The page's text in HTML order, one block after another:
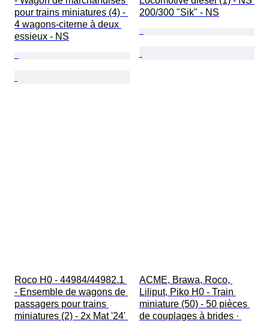
pour trains miniatures (4) -
4 wagons-citerne à deux
essieux - NS
200/300 "Sik" - NS
Roco H0 - 44984/44982.1
- Ensemble de wagons de
passagers pour trains
miniatures (2) - 2x Mat '24'
ACME, Brawa, Roco,
Liliput, Piko H0 - Train
miniature (50) - 50 pièces
de couplages à brides ·